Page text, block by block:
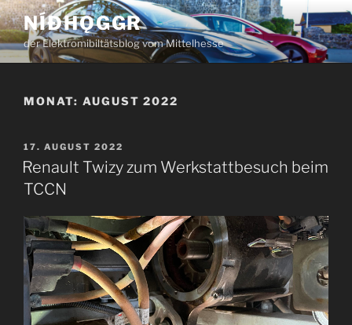
Zum
Inhalt
springen
NÍÐHǪGGR
der Elektromibiltätsblog vom Mittelhesse
MONAT: AUGUST 2022
VERÖFFENTLICHT
AM
17. AUGUST 2022
Renault Twizy zum Werkstattbesuch beim
TCCN